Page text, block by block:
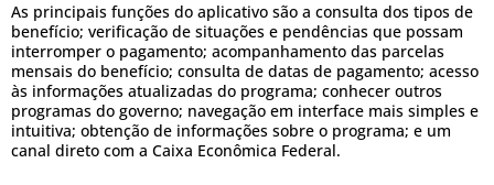
As principais funções do aplicativo são a consulta dos tipos de
benefício; verificação de situações e pendências que possam
interromper o pagamento; acompanhamento das parcelas
mensais do benefício; consulta de datas de pagamento; acesso
às informações atualizadas do programa; conhecer outros
programas do governo; navegação em interface mais simples e
intuitiva; obtenção de informações sobre o programa; e um
canal direto com a Caixa Econômica Federal.